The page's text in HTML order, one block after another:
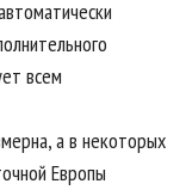
всем
а в некоторых
Европы